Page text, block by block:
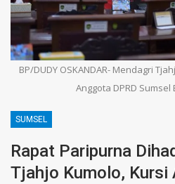
BP/DUDY OSKANDAR- Mendagri
Anggota DPRD
SUMSEL
Rapat Paripurna
Tjahjo Kumolo, Kursi